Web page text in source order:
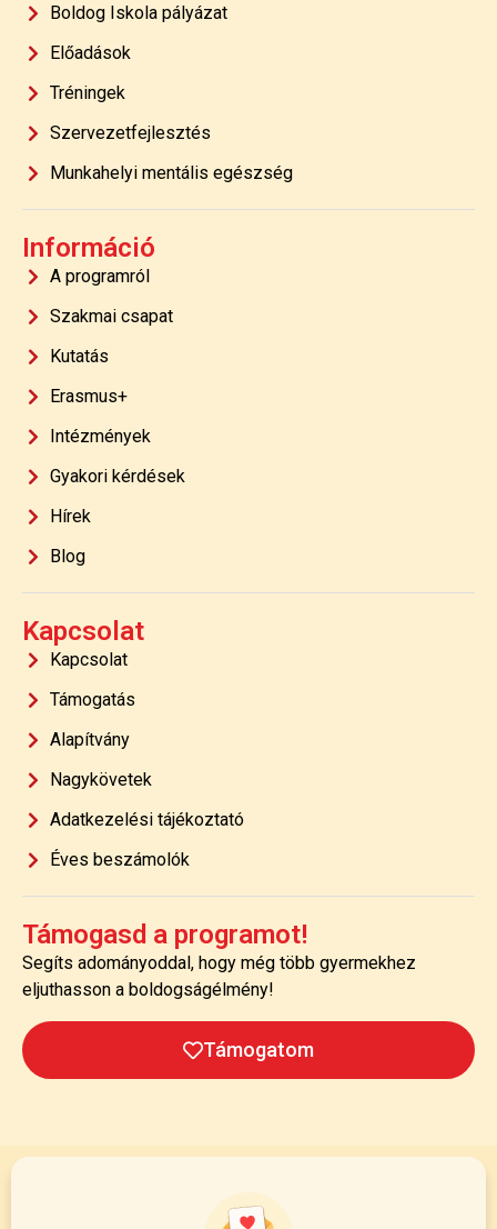
Boldog Iskola pályázat
Előadások
Tréningek
Szervezetfejlesztés
Munkahelyi mentális egészség
Információ
A programról
Szakmai csapat
Kutatás
Erasmus+
Intézmények
Gyakori kérdések
Hírek
Blog
Kapcsolat
Kapcsolat
Támogatás
Alapítvány
Nagykövetek
Adatkezelési tájékoztató
Éves beszámolók
Támogasd a programot!
Segíts adományoddal, hogy még több gyermekhez
eljuthasson a boldogságélmény!
Támogatom